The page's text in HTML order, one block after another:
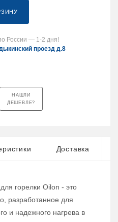
России — 1-2 дня!
проезд д.8
НАШЛИ
ДЕШЕВЛЕ?
Доставка
горелки Oilon - это
разработанное для
и надежного нагрева в